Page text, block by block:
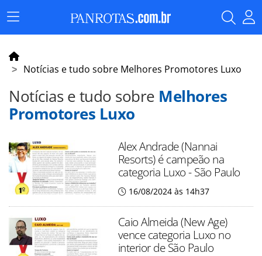
Menu
Principal
Notícias e tudo sobre Melhores Promotores Luxo
Notícias e tudo sobre Melhores
Promotores Luxo
Alex Andrade (Nannai
Resorts) é campeão na
categoria Luxo - São Paulo
16/08/2024 às 14h37
Caio Almeida (New Age)
vence categoria Luxo no
interior de São Paulo